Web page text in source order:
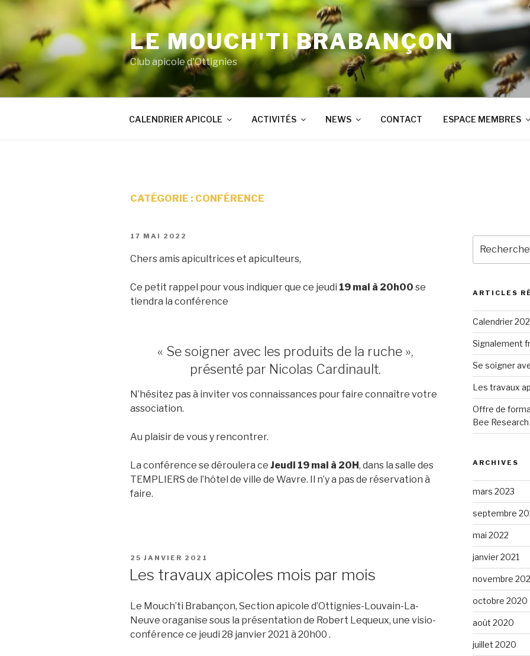
Aller
contenu
principal
LE MOUCH'TI BRABANÇON
Club apicole d'Ottignies
CALENDRIER APICOLE ACTIVITÉS NEWS CONTACT ESPACE MEMBRES
CATÉGORIE : CONFÉRENCE
PUBLIÉ
17 MAI 2022
Chers amis apicultrices et apiculteurs,
Ce petit rappel pour vous indiquer que ce jeudi 19 mai à 20h00 se
tiendra la conférence
« Se soigner avec les produits de la ruche »,
présenté par Nicolas Cardinault.
N’hésitez pas à inviter vos connaissances pour faire connaître votre
association.
Au plaisir de vous y rencontrer.
La conférence se déroulera ce Jeudi 19 mai à 20H, dans la salle des
TEMPLIERS de l’hôtel de ville de Wavre. Il n’y a pas de réservation à
faire.
PUBLIÉ
25 JANVIER 2021
Les travaux apicoles mois par mois
Le Mouch’ti Brabançon, Section apicole d’Ottignies-Louvain-La-
Neuve oraganise sous la présentation de Robert Lequeux, une visio-
conférence ce jeudi 28 janvier 2021 à 20h00 .
pour
:
ARTICLES
Calendrier
Signalement
Se soigner
Les travaux
Offre de
Bee
ARCHIVES
mars 2023
septembre
mai 2022
janvier 2021
novembre
octobre 2020
août 2020
juillet 2020